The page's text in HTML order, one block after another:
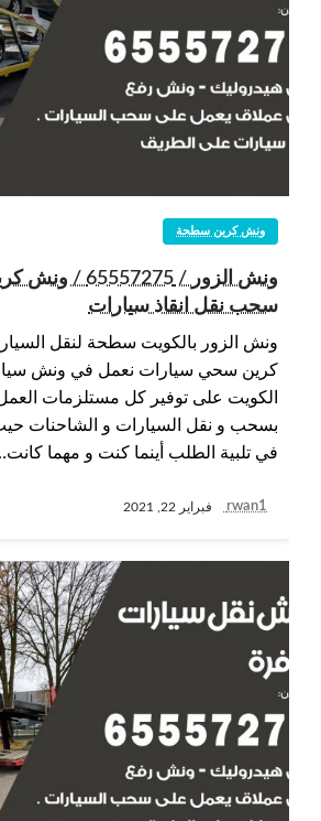
ونش كرين سطحة
ونش الزور /
سحب نقل انقاذ سيارات
ونش الزور بالكويت سطحة لنقل
كرين سحي سيارات نعمل في ونش
الكويت على توفير كل مستلزمات
بسحب و نقل السيارات و الشاحنات
في تلبية الطلب أينما كنت و مهما
rwan1 فبراير 22, 2021